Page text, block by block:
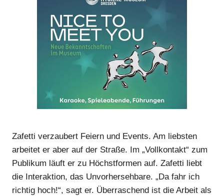
Zafetti verzaubert Feiern und Events. Am liebsten
arbeitet er aber auf der Straße. Im „Vollkontakt“ zum
Publikum läuft er zu Höchstformen auf. Zafetti liebt
die Interaktion, das Unvorhersehbare. „Da fahr ich
richtig hoch!“, sagt er. Überraschend ist die Arbeit als